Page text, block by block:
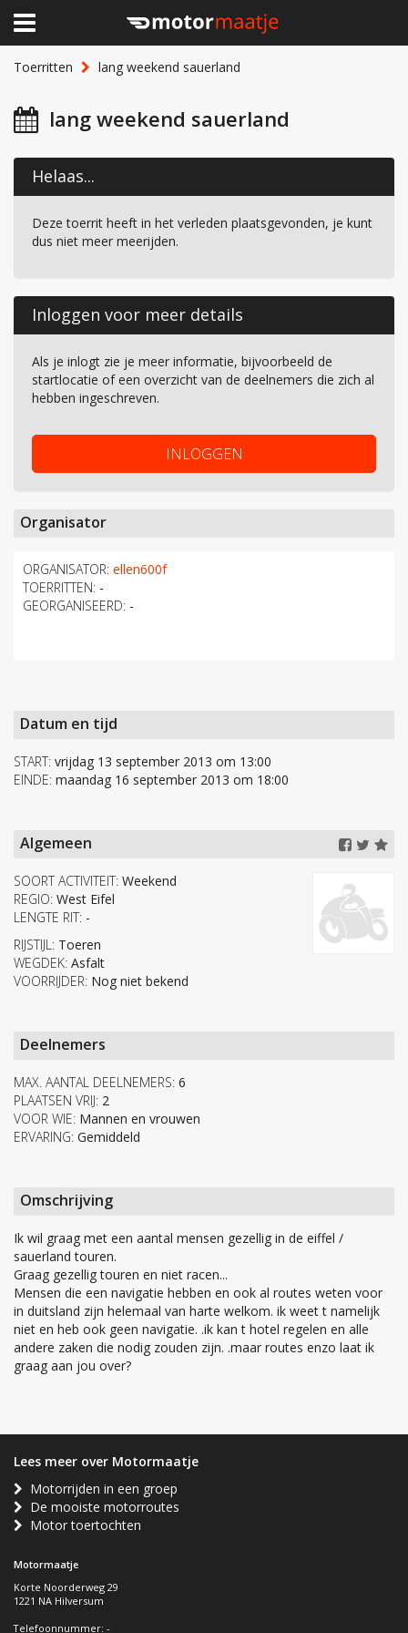
Toerritten lang weekend sauerland
lang weekend sauerland
Helaas...
Deze toerrit heeft in het verleden plaatsgevonden, je kunt
dus niet meer meerijden.
Inloggen voor meer details
Als je inlogt zie je meer informatie, bijvoorbeeld de
startlocatie of een overzicht van de deelnemers die zich al
hebben ingeschreven.
INLOGGEN
Organisator
ORGANISATOR: ellen600f
TOERRITTEN: -
GEORGANISEERD: -
Datum en tijd
START: vrijdag 13 september 2013 om 13:00
EINDE: maandag 16 september 2013 om 18:00
Algemeen
SOORT ACTIVITEIT: Weekend
REGIO: West Eifel
LENGTE RIT: -
RIJSTIJL: Toeren
WEGDEK: Asfalt
VOORRIJDER: Nog niet bekend
Deelnemers
MAX. AANTAL DEELNEMERS: 6
PLAATSEN VRIJ: 2
VOOR WIE: Mannen en vrouwen
ERVARING: Gemiddeld
Omschrijving
Ik wil graag met een aantal mensen gezellig in de eiffel /
sauerland touren.
Graag gezellig touren en niet racen...
Mensen die een navigatie hebben en ook al routes weten voor
in duitsland zijn helemaal van harte welkom. ik weet t namelijk
niet en heb ook geen navigatie. .ik kan t hotel regelen en alle
andere zaken die nodig zouden zijn. .maar routes enzo laat ik
graag aan jou over?
Lees meer over Motormaatje
Motorrijden in een groep
De mooiste motorroutes
Motor toertochten
Motormaatje
Korte Noorderweg 29
1221 NA Hilversum
Telefoonnummer: -
×
Home
Clubhuis
Lid worden
Over Motormaatje